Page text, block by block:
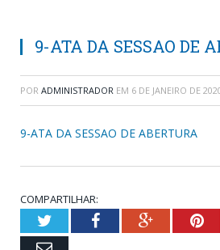
9-ATA DA SESSAO DE
POR ADMINISTRADOR EM 6 DE JANEIRO DE
9-ATA DA SESSAO DE ABERTURA
COMPARTILHAR:
TwitterFacebookGoogle+